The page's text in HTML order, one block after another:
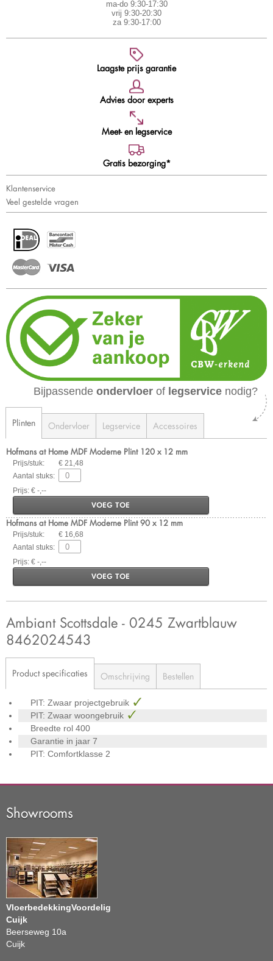
ma-do 9:30-17:30
vrij 9:30-20:30
za 9:30-17:00
Laagste prijs garantie
Advies door experts
Meet- en legservice
Gratis bezorging*
Klantenservice
Veel gestelde vragen
Bijpassende ondervloer of legservice nodig?
Plinten Ondervloer Legservice Accessoires
Hofmans at Home MDF Moderne Plint 120 x 12 mm
Prijs/stuk:
€ 21,48
Aantal stuks:
Prijs: € -,--
VOEG TOE
Hofmans at Home MDF Moderne Plint 90 x 12 mm
Prijs/stuk:
€ 16,68
Aantal stuks:
Prijs: € -,--
VOEG TOE
Ambiant Scottsdale - 0245 Zwartblauw
8462024543
Product specificaties Omschrijving Bestellen
PIT: Zwaar projectgebruik
PIT: Zwaar woongebruik
Breedte rol 400
Garantie in jaar 7
PIT: Comfortklasse 2
Showrooms
VloerbedekkingVoordelig
Cuijk
Beerseweg 10a
Cuijk